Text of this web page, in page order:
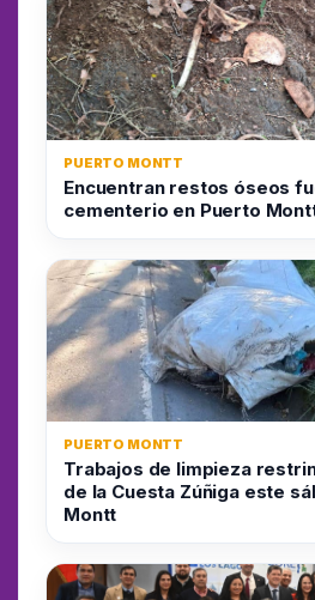
PUERTO MONTT
Encuentran restos óseos
cementerio en Puerto
PUERTO MONTT
Trabajos de limpieza
de la Cuesta Zúñiga este
Montt